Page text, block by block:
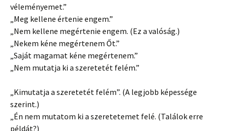
véleményemet.”
„Meg kellene értenie engem.”
„Nem kellene megértenie engem. (Ez a valóság.)
„Nekem kéne megértenem Őt.”
„Saját magamat kéne megértenem.”
„Nem mutatja ki a szeretetét felém.”
„Kimutatja a szeretetét felém”. (A legjobb képessége
szerint.)
„Én nem mutatom ki a szeretetemet felé. (Találok erre
példát?)